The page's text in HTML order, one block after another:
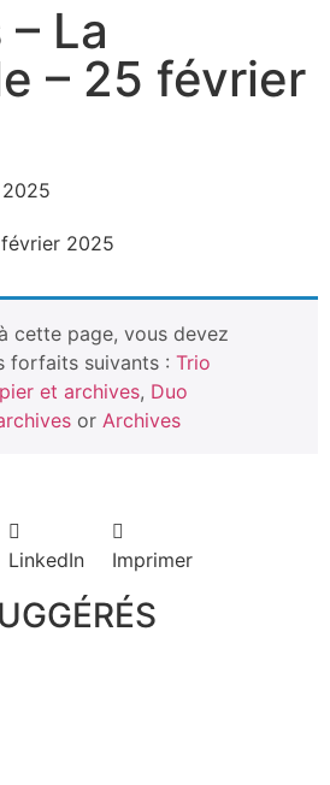
La
– 25 février
février 2025
cette page, vous devez
forfaits suivants : Trio
et archives, Duo
or Archives
LinkedIn Imprimer